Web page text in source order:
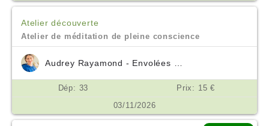
Atelier découverte
Atelier de méditation de pleine conscience
Dép: 33
Prix: 15 €
03/11/2026